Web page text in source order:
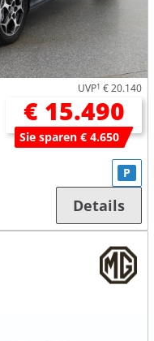
UVP1 € 20.140
€ 15.490
Sie sparen € 4.650
P
Details